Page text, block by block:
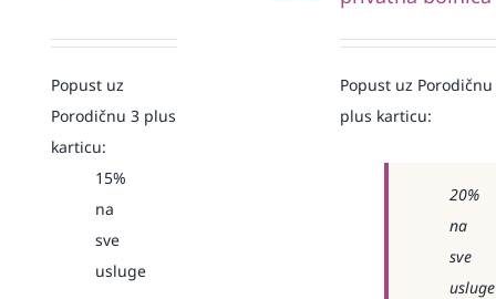
Popust uz
Porodičnu 3 plus
karticu:
15%
na
sve
usluge
Popust uz Porodičnu
plus karticu:
20%
na
sve
usluge